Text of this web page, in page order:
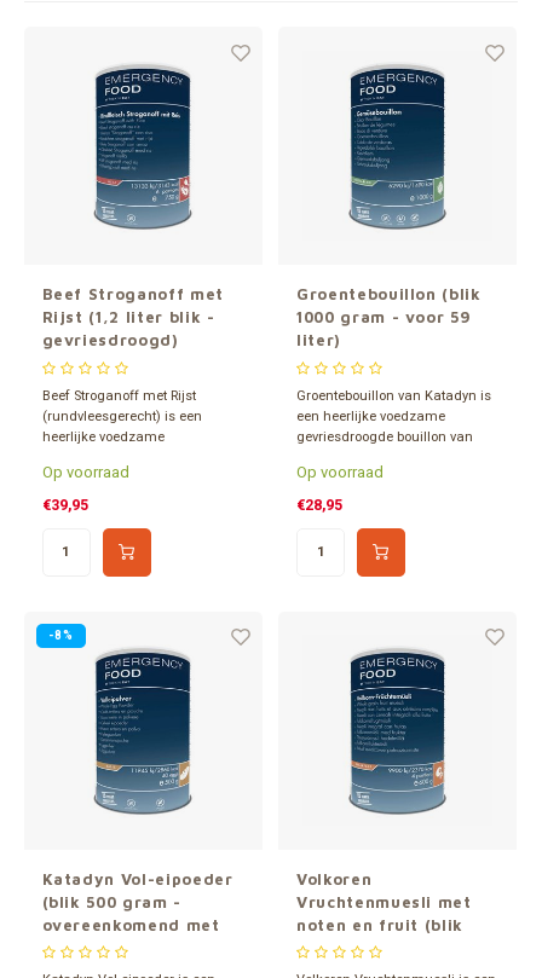
Grote
Tassen en opslag
Beef Stroganoff met
Rijst (1,2 liter blik -
gevriesdroogd)
Beef Stroganoff met Rijst
(rundvleesgerecht) is een
heerlijke voedzame
vlees van Katadyn verpakt in
een 1,2 liter blik. 15 jaar
houdbaar. Inhoud goed voor 6
Op voorraad
€39,95
Groentebouillon (blik
1000 gram - voor 59
liter)
Groentebouillon van Katadyn is
een heerlijke voedzame
gevriesdroogde bouillon van
blik en ca. 15 jaar houdbaar.
Inhoud goed voor 59 liter
groentenbouillon.
Op voorraad
€28,95
-8%
Katadyn Vol-eipoeder
(blik 500 gram -
overeenkomend met
ca. 40 eieren)
Volkoren
Vruchtenmuesli met
noten en fruit (blik
600 gram -
gevriesdroogd)